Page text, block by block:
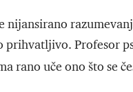
nijansirano
Profesor
rano uče ono što se